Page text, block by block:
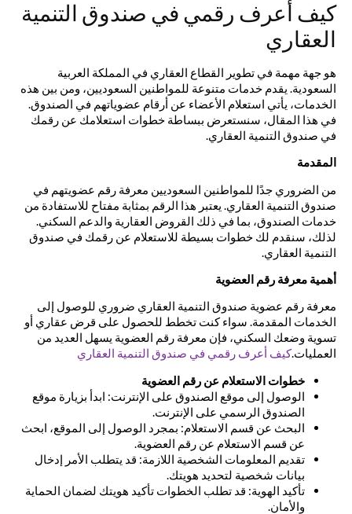
كيف أعرف رقمي في صندوق التنمية
العقاري
هو جهة مهمة في تطوير القطاع العقاري في المملكة العربية
السعودية. يقدم خدمات متنوعة للمواطنين السعوديين، ومن بين هذه
الخدمات، يأتي استعلام الأعضاء عن أرقام عضوياتهم في الصندوق.
في هذا المقال، سنستعرض ببساطة خطوات استعلامك عن رقمك
في صندوق التنمية العقاري.
المقدمة
من الضروري جدًا للمواطنين السعوديين معرفة رقم عضويتهم في
صندوق التنمية العقاري. يعتبر هذا الرقم بمثابة مفتاح للاستفادة من
خدمات الصندوق، بما في ذلك القروض العقارية والدعم السكني.
لذلك، سنقدم لك خطوات بسيطة للاستعلام عن رقمك في صندوق
التنمية العقاري.
أهمية معرفة رقم العضوية
معرفة رقم عضوية صندوق التنمية العقاري ضروري للوصول إلى
الخدمات المقدمة. سواء كنت تخطط للحصول على قرض عقاري أو
تسوية وضعك السكني، فإن معرفة رقم العضوية يسهل العديد من
العمليات.كيف أعرف رقمي في صندوق التنمية العقاري
خطوات الاستعلام عن رقم العضوية
الوصول إلى موقع الصندوق على الإنترنت: ابدأ بزيارة موقع
الصندوق الرسمي على الإنترنت.
البحث عن قسم الاستعلام: بمجرد الوصول إلى الموقع، ابحث
عن قسم الاستعلام عن رقم العضوية.
تقديم المعلومات الشخصية اللازمة: قد يتطلب الأمر إدخال
بيانات شخصية لتحديد هويتك.
تأكيد الهوية: قد تطلب الخطوات تأكيد هويتك لضمان الحماية
والأمان.